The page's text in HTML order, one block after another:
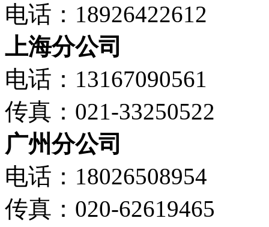
电话：18926422612
上海分公司
电话：13167090561
传真：021-33250522
广州分公司
电话：18026508954
传真：020-62619465